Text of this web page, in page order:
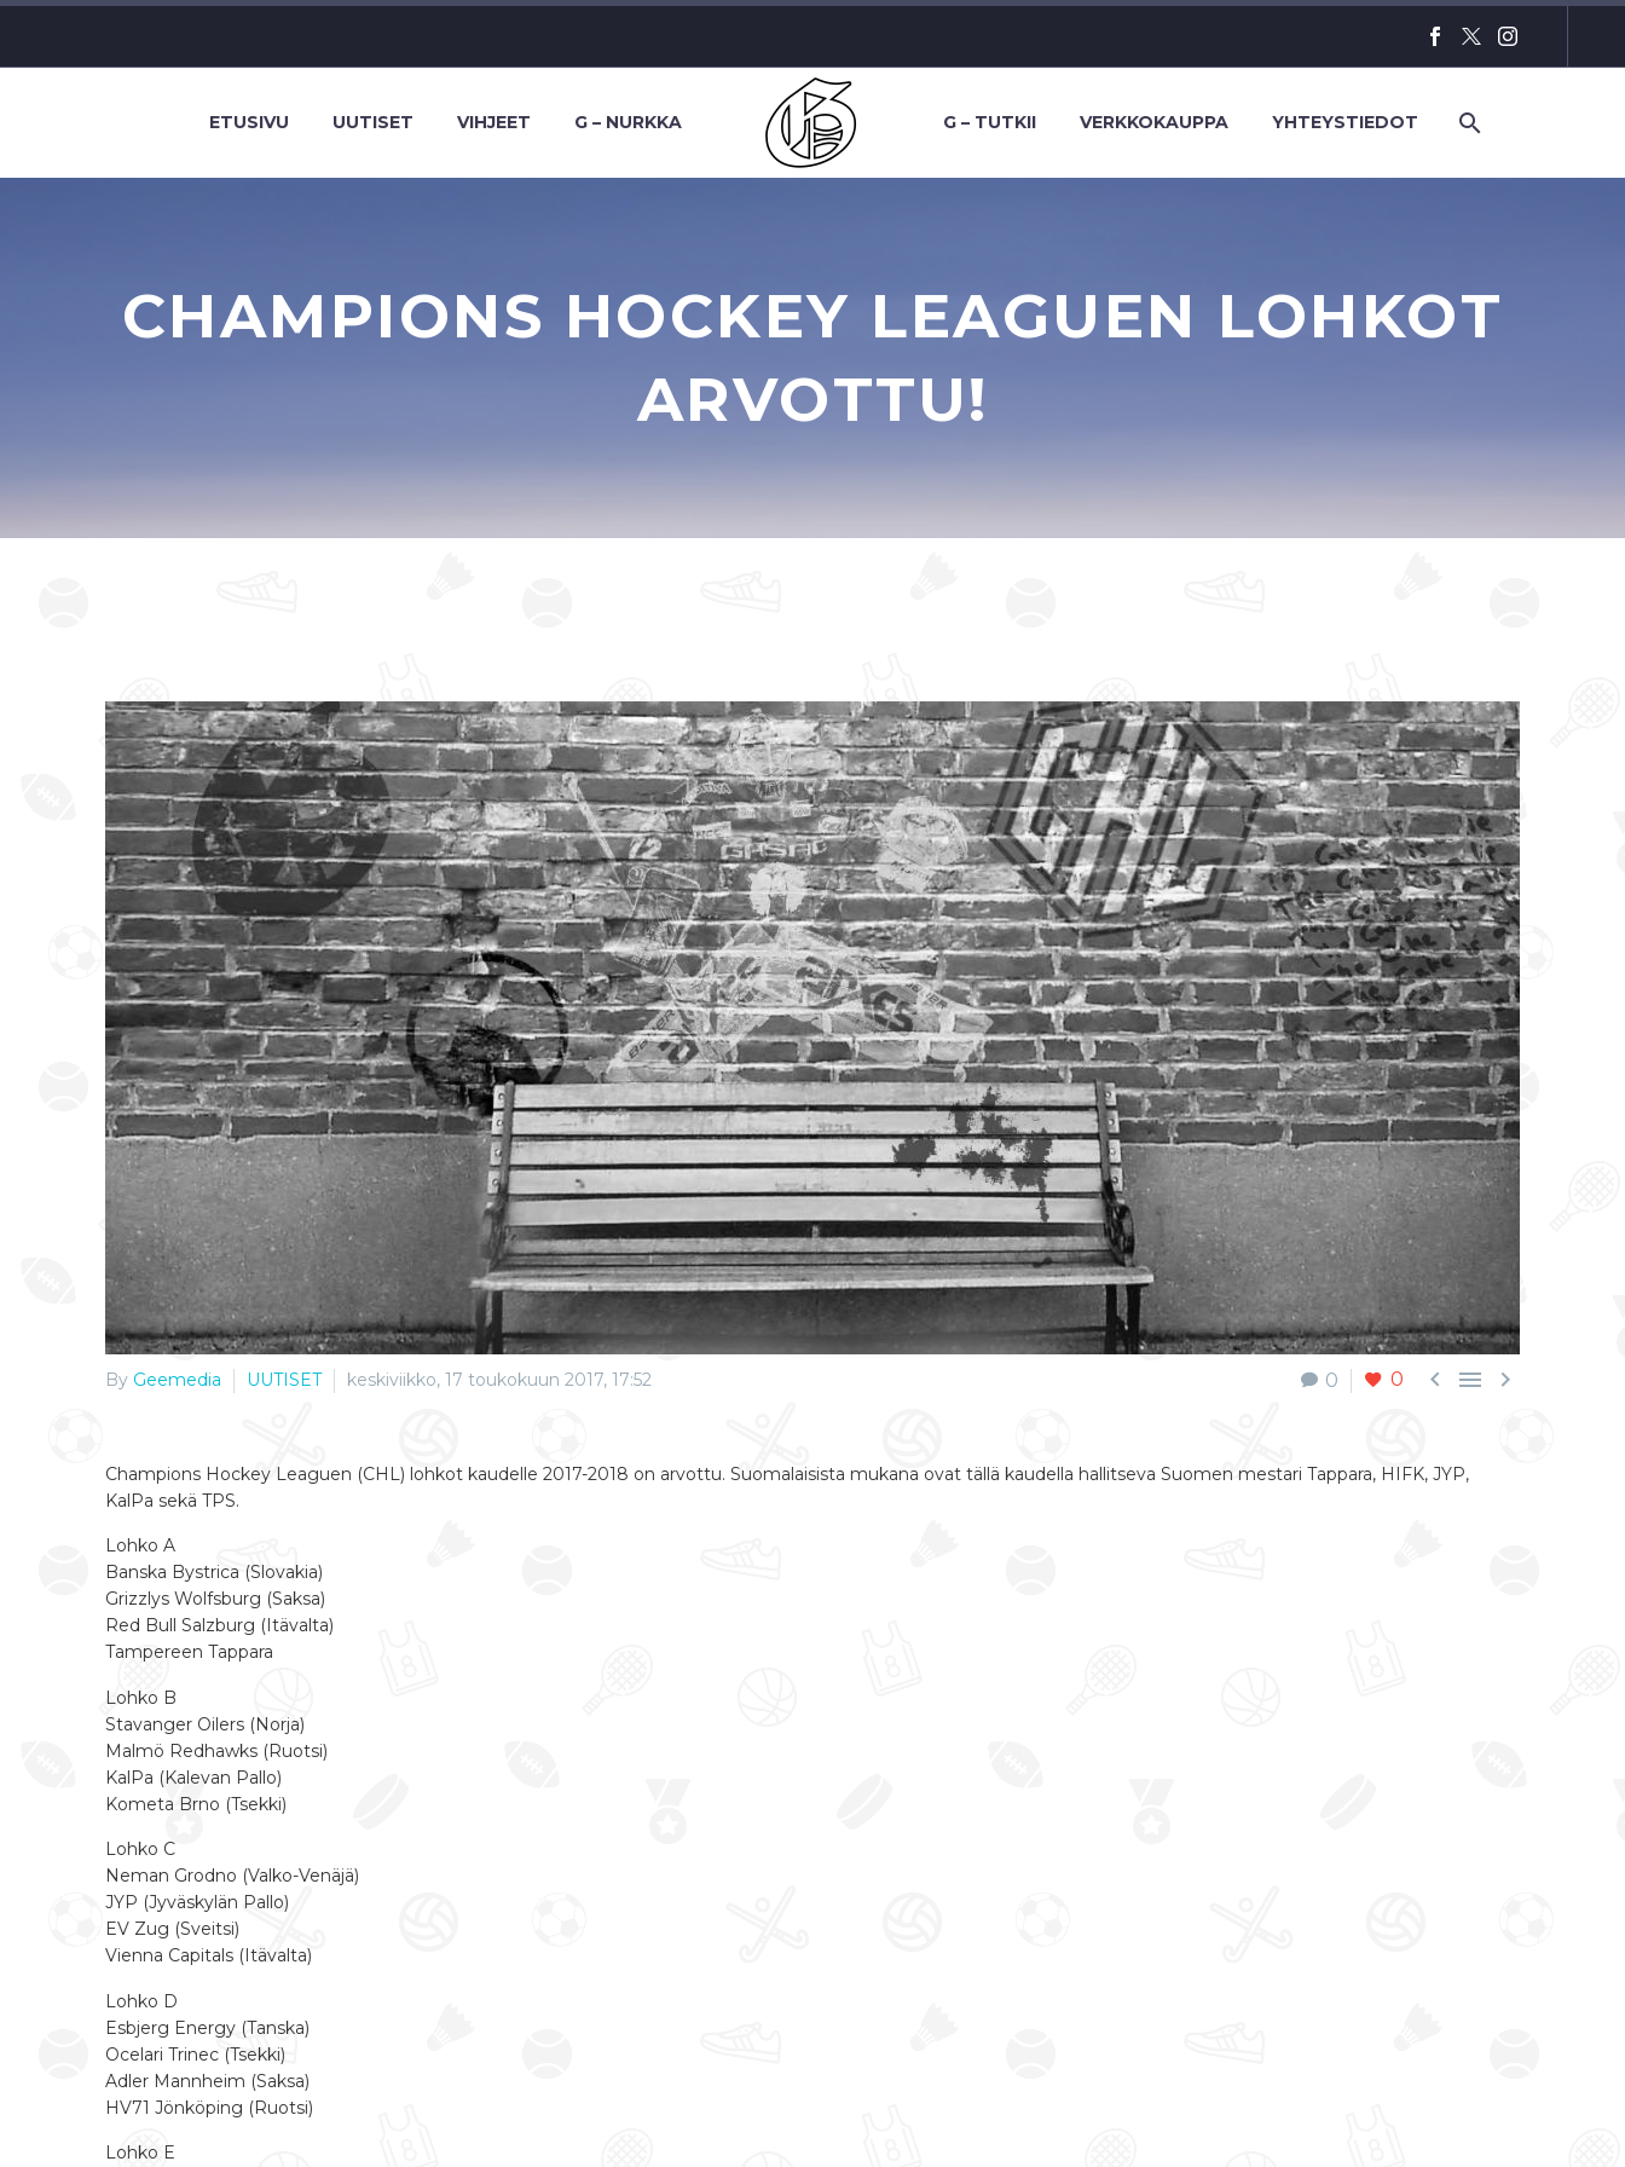
ETUSIVU UUTISET VIHJEET G – NURKKA G – TUTKII VERKKOKAUPPA YHTEYSTIEDOT
CHAMPIONS HOCKEY LEAGUEN LOHKOT
ARVOTTU!
0 0   
By Geemedia UUTISET keskiviikko, 17 toukokuun 2017, 17:52
Champions Hockey Leaguen (CHL) lohkot kaudelle 2017-2018 on arvottu. Suomalaisista mukana ovat tällä kaudella hallitseva Suomen mestari Tappara, HIFK, JYP,
KalPa sekä TPS.
Lohko A
Banska Bystrica (Slovakia)
Grizzlys Wolfsburg (Saksa)
Red Bull Salzburg (Itävalta)
Tampereen Tappara
Lohko B
Stavanger Oilers (Norja)
Malmö Redhawks (Ruotsi)
KalPa (Kalevan Pallo)
Kometa Brno (Tsekki)
Lohko C
Neman Grodno (Valko-Venäjä)
JYP (Jyväskylän Pallo)
EV Zug (Sveitsi)
Vienna Capitals (Itävalta)
Lohko D
Esbjerg Energy (Tanska)
Ocelari Trinec (Tsekki)
Adler Mannheim (Saksa)
HV71 Jönköping (Ruotsi)
Lohko E